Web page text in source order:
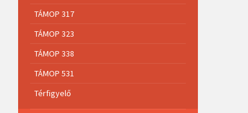
TÁMOP 317
TÁMOP 323
TÁMOP 338
TÁMOP 531
Térfigyelő